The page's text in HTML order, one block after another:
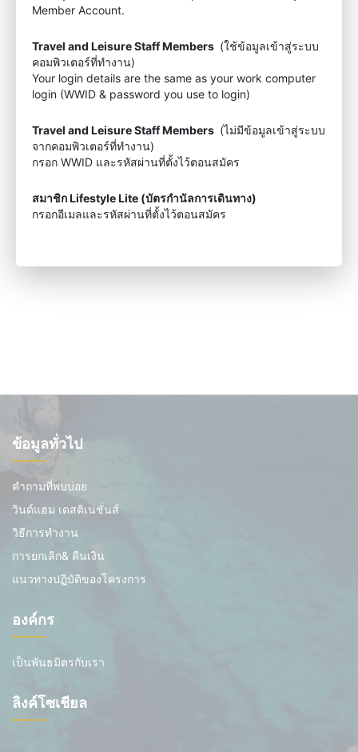
Member Account.
Travel and Leisure Staff Members (ใช้ข้อมูลเข้าสู่ระบบ
คอมพิวเตอร์ที่ทำงาน)
Your login details are the same as your work computer
login (WWID & password you use to login)
Travel and Leisure Staff Members (ไม่มีข้อมูลเข้าสู่ระบบ
จากคอมพิวเตอร์ที่ทำงาน)
กรอก WWID และรหัสผ่านที่ตั้งไว้ตอนสมัคร
สมาชิก Lifestyle Lite (บัตรกำนัลการเดินทาง)
กรอกอีเมลและรหัสผ่านที่ตั้งไว้ตอนสมัคร
ข้อมูลทั่วไป
คำถามที่พบบ่อย
วินด์แฮม เดสติเนชั่นส์
วิธีการทำงาน
การยกเลิก& คืนเงิน
แนวทางปฏิบัติของโครงการ
องค์กร
เป็นพันธมิตรกับเรา
ลิงค์โซเชียล